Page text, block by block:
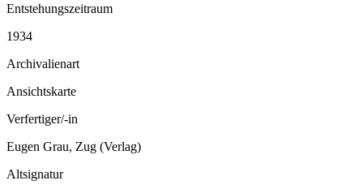
Entstehungszeitraum
1934
Archivalienart
Ansichtskarte
Verfertiger/-in
Eugen Grau, Zug (Verlag)
Altsignatur